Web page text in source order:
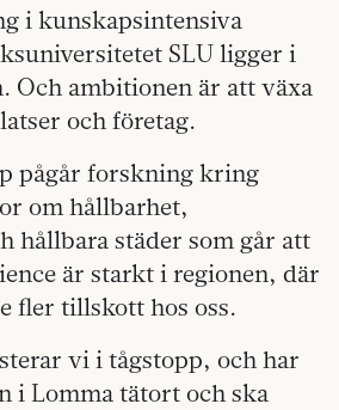
i kunskapsintensiva
SLU ligger i
Och ambitionen är att växa
och företag.
pågår forskning kring
om hållbarhet,
hållbara städer som går att
är starkt i regionen, där
fler tillskott hos oss.
vi i tågstopp, och har
i Lomma tätort och ska